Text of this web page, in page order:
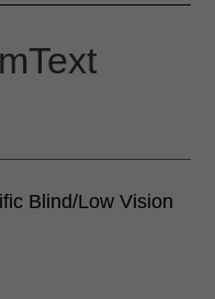
Blind/Low Vision